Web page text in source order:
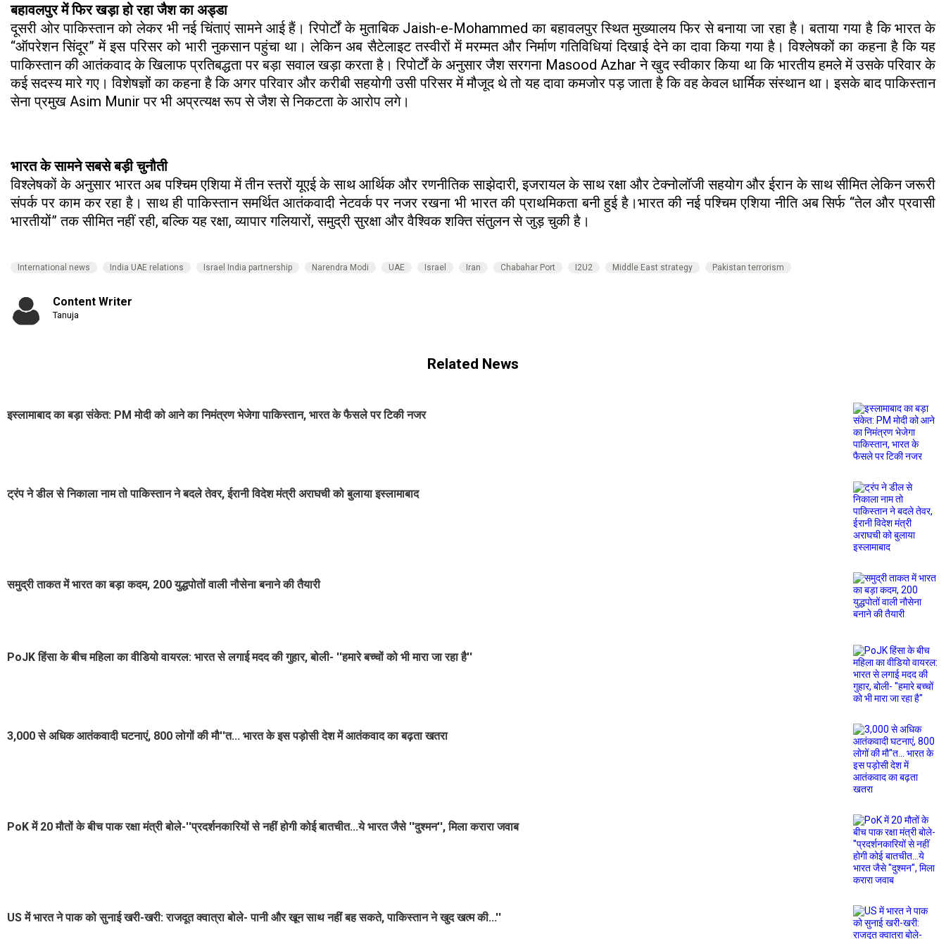
बहावलपुर में फिर खड़ा हो रहा जैश का अड्डा
दूसरी ओर पाकिस्तान को लेकर भी नई चिंताएं सामने आई हैं। रिपोर्टों के मुताबिक Jaish-e-Mohammed का बहावलपुर स्थित मुख्यालय फिर से बनाया जा रहा है। बताया गया है कि भारत के
“ऑपरेशन सिंदूर” में इस परिसर को भारी नुकसान पहुंचा था। लेकिन अब सैटेलाइट तस्वीरों में मरम्मत और निर्माण गतिविधियां दिखाई देने का दावा किया गया है। विश्लेषकों का कहना है कि यह
पाकिस्तान की आतंकवाद के खिलाफ प्रतिबद्धता पर बड़ा सवाल खड़ा करता है। रिपोर्टों के अनुसार जैश सरगना Masood Azhar ने खुद स्वीकार किया था कि भारतीय हमले में उसके परिवार के
कई सदस्य मारे गए। विशेषज्ञों का कहना है कि अगर परिवार और करीबी सहयोगी उसी परिसर में मौजूद थे तो यह दावा कमजोर पड़ जाता है कि वह केवल धार्मिक संस्थान था। इसके बाद पाकिस्तान
सेना प्रमुख Asim Munir पर भी अप्रत्यक्ष रूप से जैश से निकटता के आरोप लगे।
भारत के सामने सबसे बड़ी चुनौती
विश्लेषकों के अनुसार भारत अब पश्चिम एशिया में तीन स्तरों यूएई के साथ आर्थिक और रणनीतिक साझेदारी, इजरायल के साथ रक्षा और टेक्नोलॉजी सहयोग और ईरान के साथ सीमित लेकिन जरूरी
संपर्क पर काम कर रहा है। साथ ही पाकिस्तान समर्थित आतंकवादी नेटवर्क पर नजर रखना भी भारत की प्राथमिकता बनी हुई है।भारत की नई पश्चिम एशिया नीति अब सिर्फ “तेल और प्रवासी
भारतीयों” तक सीमित नहीं रही, बल्कि यह रक्षा, व्यापार गलियारों, समुद्री सुरक्षा और वैश्विक शक्ति संतुलन से जुड़ चुकी है।
International news India UAE relations Israel India partnership Narendra Modi UAE Israel Iran Chabahar Port I2U2 Middle East strategy Pakistan terrorism
Content Writer
Tanuja
Related News
इस्लामाबाद का बड़ा संकेत: PM मोदी को आने का निमंत्रण भेजेगा पाकिस्तान, भारत के फैसले पर टिकी नजर
ट्रंप ने डील से निकाला नाम तो पाकिस्तान ने बदले तेवर, ईरानी विदेश मंत्री अराघची को बुलाया इस्लामाबाद
समुद्री ताकत में भारत का बड़ा कदम, 200 युद्धपोतों वाली नौसेना बनाने की तैयारी
PoJK हिंसा के बीच महिला का वीडियो वायरल: भारत से लगाई मदद की गुहार, बोली- ''हमारे बच्चों को भी मारा जा रहा है''
3,000 से अधिक आतंकवादी घटनाएं, 800 लोगों की मौ''त... भारत के इस पड़ोसी देश में आतंकवाद का बढ़ता खतरा
PoK में 20 मौतों के बीच पाक रक्षा मंत्री बोले-''प्रदर्शनकारियों से नहीं होगी कोई बातचीत...ये भारत जैसे ''दुश्मन'', मिला करारा जवाब
US में भारत ने पाक को सुनाई खरी-खरी: राजदूत क्वात्रा बोले- पानी और खून साथ नहीं बह सकते, पाकिस्तान ने खुद खत्म की...''